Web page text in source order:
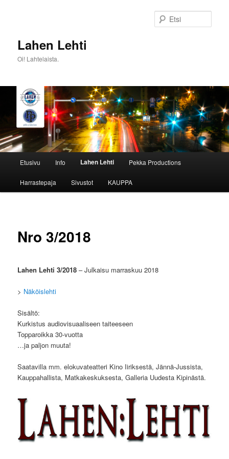
Lahen Lehti
Oi! Lahtelaista.
Etusivu Info Lahen Lehti Pekka Productions
Harrastepaja Sivustot KAUPPA
Nro 3/2018
Lahen Lehti 3/2018– Julkaisu marraskuu 2018
> Näköislehti
Sisältö:
Kurkistus audiovisuaaliseen taiteeseen
Topparoikka 30-vuotta
…ja paljon muuta!
Saatavilla mm. elokuvateatteri Kino Iiriksestä, Jännä-Jussista,
Kauppahallista, Matkakeskuksesta, Galleria Uudesta Kipinästä.